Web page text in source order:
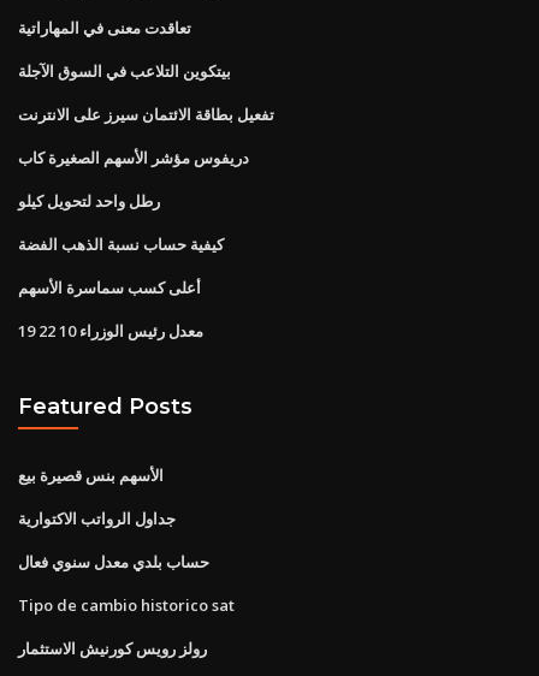
تعاقدت معنى في المهاراتية
بيتكوين التلاعب في السوق الآجلة
تفعيل بطاقة الائتمان سيرز على الانترنت
دريفوس مؤشر الأسهم الصغيرة كاب
رطل واحد لتحويل كيلو
كيفية حساب نسبة الذهب الفضة
أعلى كسب سماسرة الأسهم
معدل رئيس الوزراء 10 22 19
Featured Posts
الأسهم بنس قصيرة بيع
جداول الرواتب الاكتوارية
حساب بلدي معدل سنوي فعال
Tipo de cambio historico sat
رولز رويس كورنيش الاستثمار